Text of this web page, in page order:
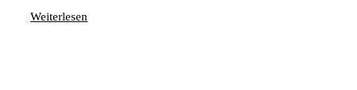
Weiterlesen